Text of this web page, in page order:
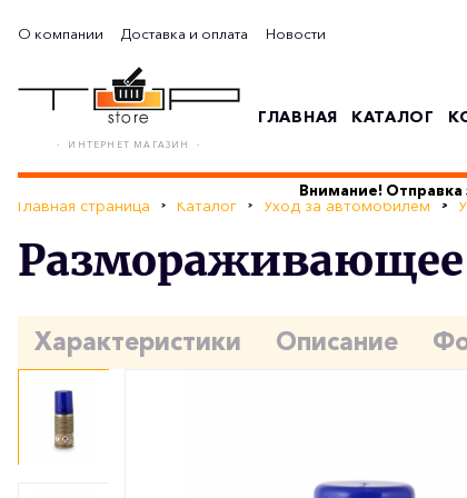
О компании Доставка и оплата Новости
- ИНТЕРНЕТ МАГАЗИН -
ГЛАВНАЯ КАТАЛОГ
Внимание! Отправка
Главная страница Каталог Уход за автомобилем
Размораживающее
Характеристики Описание